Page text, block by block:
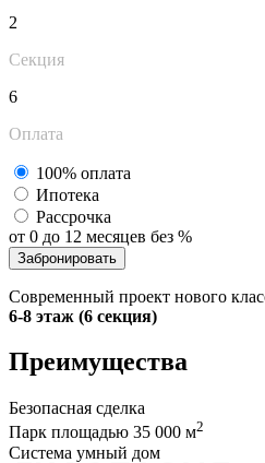
2
Секция
6
Оплата
100% оплата
Ипотека
Рассрочка
от 0 до 12 месяцев без %
Забронировать
Современный проект нового
6-8 этаж (6 секция)
Преимущества
Безопасная сделка
Парк площадью 35 000 м2
Система умный дом